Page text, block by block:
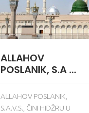
ALLAHOV
POSLANIK, S.A ...
ALLAHOV POSLANIK,
S.A.V.S., ČINI HIDŽRU U